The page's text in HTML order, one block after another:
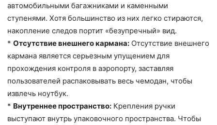
автомобильными багажниками и каменными
ступенями. Хотя большинство из них легко стираются,
накопление следов портит «безупречный» вид.
* Отсутствие внешнего кармана: Отсутствие внешнего
кармана является серьезным упущением для
прохождения контроля в аэропорту, заставляя
пользователей распаковывать весь чемодан, чтобы
извлечь ноутбук.
* Внутреннее пространство: Крепления ручки
выступают внутрь упаковочного пространства. Чтобы